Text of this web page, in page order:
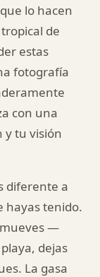
lo hacen
de
estas
fotografía
con una
y tu visión
diferente a
hayas tenido.
—
dejas
La gasa